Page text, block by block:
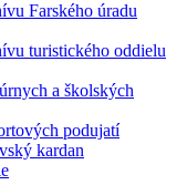
Farského úradu
turistického oddielu
a školských
podujatí
kardan